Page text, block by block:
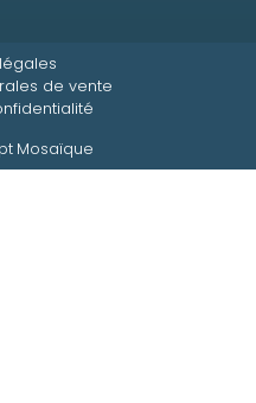
Mosaïque
de vente